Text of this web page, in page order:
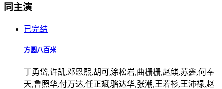
同主演
已完结
方圆八百米
丁勇岱,许凯,邓恩熙,胡可,涂松岩,曲栅栅,赵麒,苏鑫,何奉
天,鲁照华,付万达,任正斌,骆达华,张潮,王若衫,王沛禄,赵